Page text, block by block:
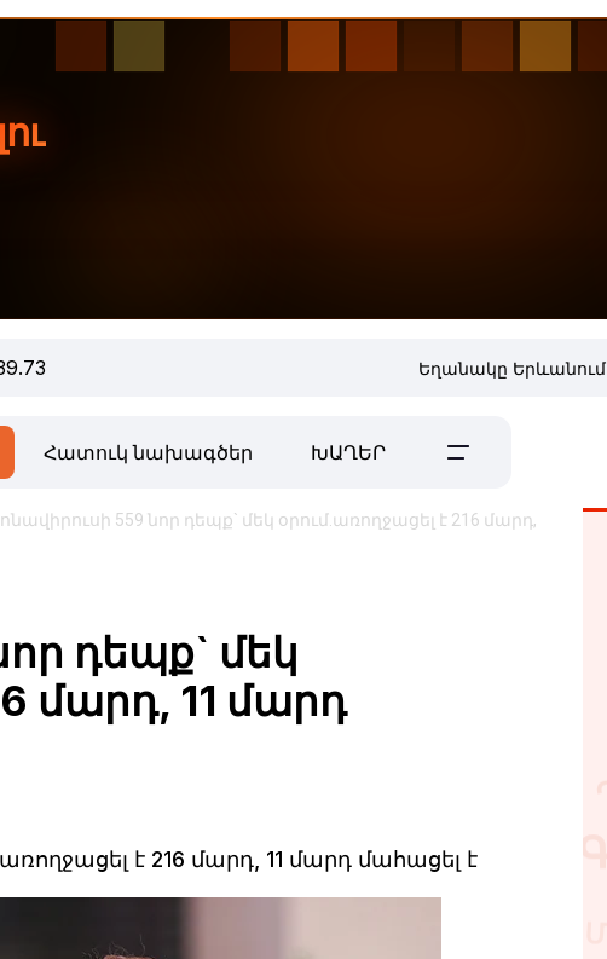
Եղանակը Երևանում
Հատուկ նախագծեր ԽԱՂԵՐ
559 նոր դեպք` մեկ օրում.առողջացել է 216 մարդ,
դեպք` մեկ
մարդ, 11 մարդ
է 216 մարդ, 11 մարդ մահացել է